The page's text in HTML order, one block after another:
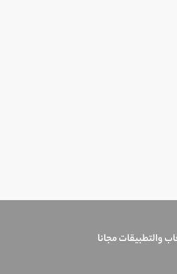
والتطبيقات مجانا